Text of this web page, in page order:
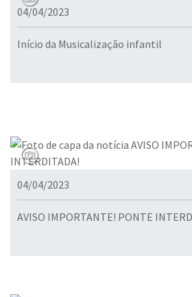
04/04/2023
Início da Musicalização infantil
04/04/2023
AVISO IMPORTANTE! PONTE